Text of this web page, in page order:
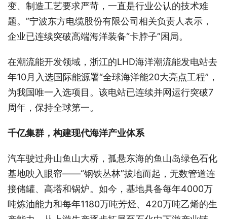
变、制造工艺要求严苛，一直是行业公认的技术难
题。”宁波东方电缆股份有限公司相关负责人表示，
企业已连续突破高端海洋装备“卡脖子”困局。
在潮流能开发领域，浙江的LHD海洋潮流能发电站去
年10月入选国际能源署“全球海洋能20大亮点工程”，
为我国唯一入选项目。该电站已连续并网运行突破7
周年，保持全球第一。
千亿集群，构建现代海洋产业体系
汽车驶过舟山鱼山大桥，孤悬东海的鱼山岛绿色石化
基地映入眼帘——“钢铁丛林”拔地而起，无数管道连
接储罐、高塔和锅炉。如今，基地具备每年4000万
吨炼油能力和每年1180万吨芳烃、420万吨乙烯的生